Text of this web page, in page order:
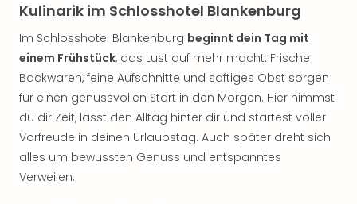
Kulinarik im Schlosshotel Blankenburg
Im Schlosshotel Blankenburg beginnt dein Tag mit
einem Frühstück, das Lust auf mehr macht: Frische
Backwaren, feine Aufschnitte und saftiges Obst sorgen
für einen genussvollen Start in den Morgen. Hier nimmst
du dir Zeit, lässt den Alltag hinter dir und startest voller
Vorfreude in deinen Urlaubstag. Auch später dreht sich
alles um bewussten Genuss und entspanntes
Verweilen.